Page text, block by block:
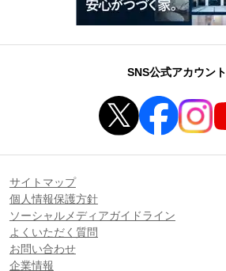
SNS公式アカウント
サイトマップ
個人情報保護方針
ソーシャルメディアガイドライン
よくいただく質問
お問い合わせ
企業情報